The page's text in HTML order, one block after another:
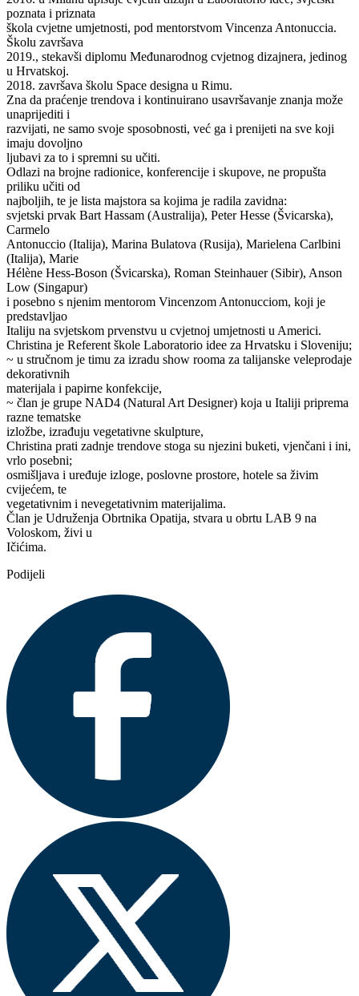
poznata i priznata
škola cvjetne umjetnosti, pod mentorstvom Vincenza Antonuccia.
Školu završava
2019., stekavši diplomu Međunarodnog cvjetnog dizajnera, jedinog
u Hrvatskoj.
2018. završava školu Space designa u Rimu.
Zna da praćenje trendova i kontinuirano usavršavanje znanja može
unaprijediti i
razvijati, ne samo svoje sposobnosti, već ga i prenijeti na sve koji
imaju dovoljno
ljubavi za to i spremni su učiti.
Odlazi na brojne radionice, konferencije i skupove, ne propušta
priliku učiti od
najboljih, te je lista majstora sa kojima je radila zavidna:
svjetski prvak Bart Hassam (Australija), Peter Hesse (Švicarska),
Carmelo
Antonuccio (Italija), Marina Bulatova (Rusija), Marielena Carlbini
(Italija), Marie
Hélène Hess-Boson (Švicarska), Roman Steinhauer (Sibir), Anson
Low (Singapur)
i posebno s njenim mentorom Vincenzom Antonucciom, koji je
predstavljao
Italiju na svjetskom prvenstvu u cvjetnoj umjetnosti u Americi.
Christina je Referent škole Laboratorio idee za Hrvatsku i Sloveniju;
~ u stručnom je timu za izradu show rooma za talijanske veleprodaje
dekorativnih
materijala i papirne konfekcije,
~ član je grupe NAD4 (Natural Art Designer) koja u Italiji priprema
razne tematske
izložbe, izrađuju vegetativne skulpture,
Christina prati zadnje trendove stoga su njezini buketi, vjenčani i ini,
vrlo posebni;
osmišljava i uređuje izloge, poslovne prostore, hotele sa živim
cvijećem, te
vegetativnim i nevegetativnim materijalima.
Član je Udruženja Obrtnika Opatija, stvara u obrtu LAB 9 na
Voloskom, živi u
Ičićima.
Podijeli